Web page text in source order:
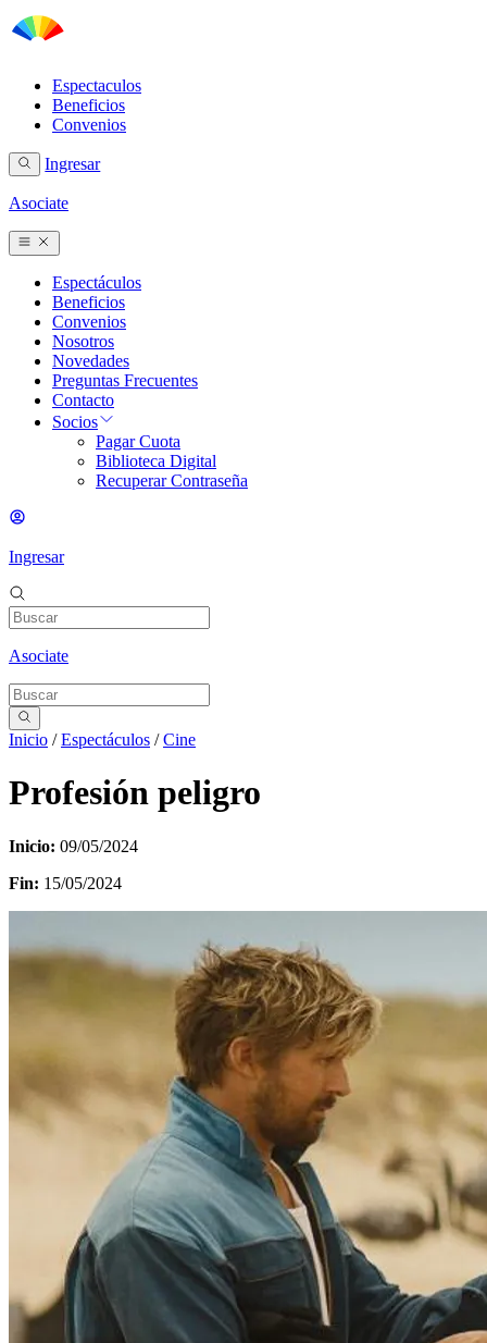
Espectaculos
Beneficios
Convenios
Ingresar
Asociate
Espectáculos
Beneficios
Convenios
Nosotros
Novedades
Preguntas Frecuentes
Contacto
Socios
Pagar Cuota
Biblioteca Digital
Recuperar Contraseña
Ingresar
Asociate
Inicio /Espectáculos /Cine
Profesión peligro
Inicio: 09/05/2024
Fin: 15/05/2024